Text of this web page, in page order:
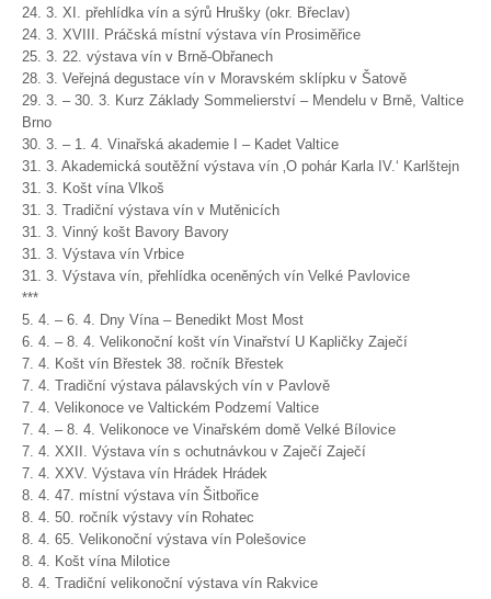
24. 3. XI. přehlídka vín a sýrů Hrušky (okr. Břeclav)
24. 3. XVIII. Práčská místní výstava vín Prosiměřice
25. 3. 22. výstava vín v Brně-Obřanech
28. 3. Veřejná degustace vín v Moravském sklípku v Šatově
29. 3. – 30. 3. Kurz Základy Sommelierství – Mendelu v Brně, Valtice
Brno
30. 3. – 1. 4. Vinařská akademie I – Kadet Valtice
31. 3. Akademická soutěžní výstava vín ‚O pohár Karla IV.‘ Karlštejn
31. 3. Košt vína Vlkoš
31. 3. Tradiční výstava vín v Mutěnicích
31. 3. Vinný košt Bavory Bavory
31. 3. Výstava vín Vrbice
31. 3. Výstava vín, přehlídka oceněných vín Velké Pavlovice
***
5. 4. – 6. 4. Dny Vína – Benedikt Most Most
6. 4. – 8. 4. Velikonoční košt vín Vinařství U Kapličky Zaječí
7. 4. Košt vín Břestek 38. ročník Břestek
7. 4. Tradiční výstava pálavských vín v Pavlově
7. 4. Velikonoce ve Valtickém Podzemí Valtice
7. 4. – 8. 4. Velikonoce ve Vinařském domě Velké Bílovice
7. 4. XXII. Výstava vín s ochutnávkou v Zaječí Zaječí
7. 4. XXV. Výstava vín Hrádek Hrádek
8. 4. 47. místní výstava vín Šitbořice
8. 4. 50. ročník výstavy vín Rohatec
8. 4. 65. Velikonoční výstava vín Polešovice
8. 4. Košt vína Milotice
8. 4. Tradiční velikonoční výstava vín Rakvice